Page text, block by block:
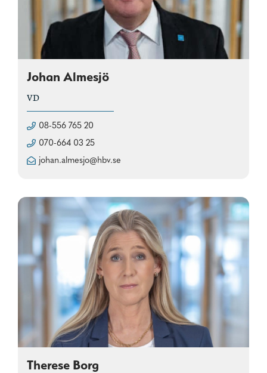
Johan Almesjö
VD
08-556 765 20
070-664 03 25
johan.almesjo@hbv.se
Therese Borg